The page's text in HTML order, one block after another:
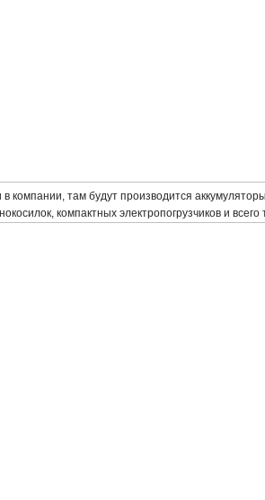
компании, там будут производится
компактных электропогрузчиков и всего